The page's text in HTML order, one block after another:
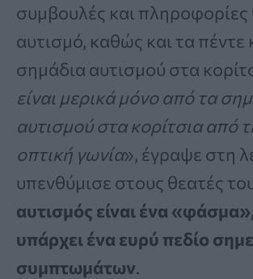
συμβουλές και πληροφορίες
αυτισμό, καθώς και τα πέντε
σημάδια αυτισμού στα
είναι μερικά μόνο από τα
αυτισμού στα κορίτσια από
οπτική γωνία», έγραψε στη
υπενθύμισε στους θεατές
αυτισμός είναι ένα
υπάρχει ένα ευρύ πεδίο
συμπτωμάτων.